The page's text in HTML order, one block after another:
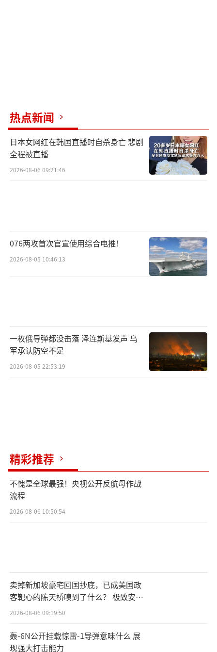
热点新闻
日本女网红在韩国直播时自杀身亡 悲剧
全程被直播
2026-08-06 09:21:46
076两攻首次官宣使用综合电推！
2026-08-05 10:46:13
一枚俄导弹都没击落 泽连斯基发声 乌
军承认防空不足
2026-08-05 22:53:19
精彩推荐
不愧是全球最强！央视公开反航母作战
流程
2026-08-06 10:50:54
卖掉新加坡豪宅回国抄底，已成美国政
客靶心的陈天桥嗅到了什么？ 极致安全
的追寻
2026-08-06 09:19:50
轰-6N公开挂载惊雷-1导弹意味什么 展
现强大打击能力